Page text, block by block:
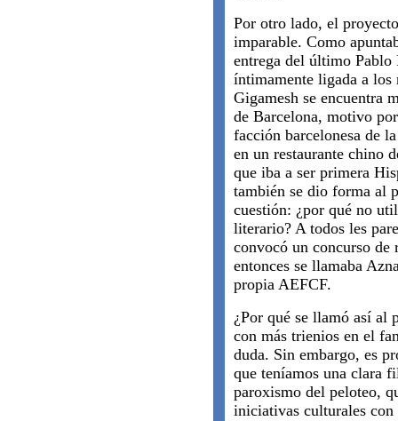
Por otro lado, el
imparable. Como
entrega del último
íntimamente ligada a los
Gigamesh se encuentra
de Barcelona, motivo
facción barcelonesa de
en un restaurante chino
que iba a ser primera
también se dio forma al
cuestión: ¿por qué no
literario? A todos les
convocó un concurso de
entonces se llamaba
propia AEFCF.
¿Por qué se llamó así al
con más trienios en el
duda. Sin embargo, es
que teníamos una clara
paroxismo del peloteo,
iniciativas culturales